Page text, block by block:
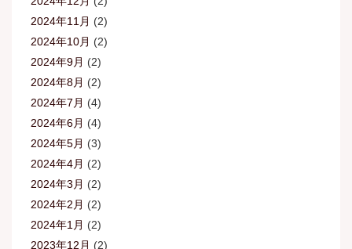
2024年11月 (2)
2024年10月 (2)
2024年9月 (2)
2024年8月 (2)
2024年7月 (4)
2024年6月 (4)
2024年5月 (3)
2024年4月 (2)
2024年3月 (2)
2024年2月 (2)
2024年1月 (2)
2023年12月 (2)